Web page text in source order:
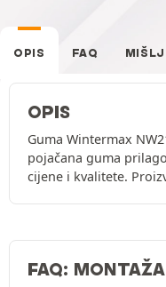
OPIS FAQ
OPIS
Guma Wintermax
pojačana guma
cijene i kvalitete.
FAQ: MONTAŽA